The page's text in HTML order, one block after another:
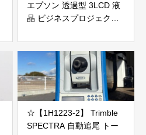
エプソン 透過型 3LCD 液
晶 ビジネスプロジェクタ
OK レンズ ELPLM08 ラン
プ169H 総使用時間3623H
ジャンク
☆【1H1223-2】 Trimble
SPECTRA 自動追尾 トー